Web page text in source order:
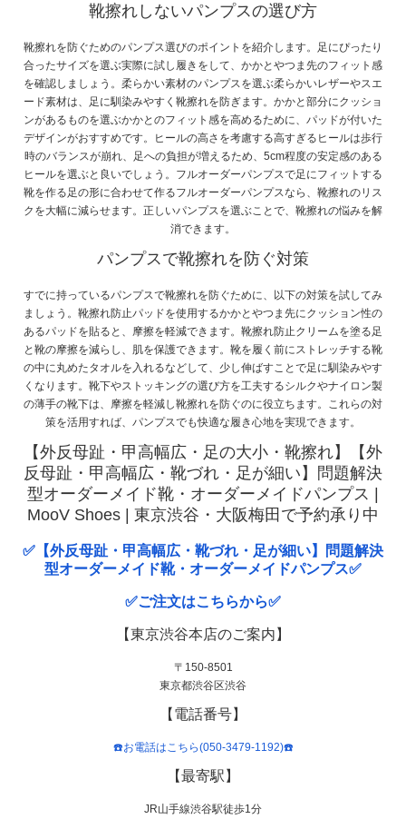
靴擦れしないパンプスの選び方
靴擦れを防ぐためのパンプス選びのポイントを紹介します。足にぴったり
合ったサイズを選ぶ実際に試し履きをして、かかとやつま先のフィット感
を確認しましょう。柔らかい素材のパンプスを選ぶ柔らかいレザーやスエ
ード素材は、足に馴染みやすく靴擦れを防ぎます。かかと部分にクッショ
ンがあるものを選ぶかかとのフィット感を高めるために、パッドが付いた
デザインがおすすめです。ヒールの高さを考慮する高すぎるヒールは歩行
時のバランスが崩れ、足への負担が増えるため、5cm程度の安定感のある
ヒールを選ぶと良いでしょう。フルオーダーパンプスで足にフィットする
靴を作る足の形に合わせて作るフルオーダーパンプスなら、靴擦れのリス
クを大幅に減らせます。正しいパンプスを選ぶことで、靴擦れの悩みを解
消できます。
パンプスで靴擦れを防ぐ対策
すでに持っているパンプスで靴擦れを防ぐために、以下の対策を試してみ
ましょう。靴擦れ防止パッドを使用するかかとやつま先にクッション性の
あるパッドを貼ると、摩擦を軽減できます。靴擦れ防止クリームを塗る足
と靴の摩擦を減らし、肌を保護できます。靴を履く前にストレッチする靴
の中に丸めたタオルを入れるなどして、少し伸ばすことで足に馴染みやす
くなります。靴下やストッキングの選び方を工夫するシルクやナイロン製
の薄手の靴下は、摩擦を軽減し靴擦れを防ぐのに役立ちます。これらの対
策を活用すれば、パンプスでも快適な履き心地を実現できます。
【外反母趾・甲高幅広・足の大小・靴擦れ】【外
反母趾・甲高幅広・靴づれ・足が細い】問題解決
型オーダーメイド靴・オーダーメイドパンプス |
MooV Shoes | 東京渋谷・大阪梅田で予約承り中
✅【外反母趾・甲高幅広・靴づれ・足が細い】問題解決
型オーダーメイド靴・オーダーメイドパンプス✅
✅ご注文はこちらから✅
【東京渋谷本店のご案内】
〒150-8501
東京都渋谷区渋谷
【電話番号】
☎️お電話はこちら(050-3479-1192)☎️
【最寄駅】
JR山手線渋谷駅徒歩1分